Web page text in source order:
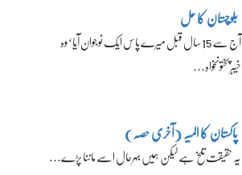
بلوچستان کا حل
آج سے 15 سال قبل میرے پاس ایک نوجوان آیا‘ وہ
خیبرپختونخواہ…
پاکستان کا المیہ (آخری حصہ)
یہ حقیقت تلخ ہے لیکن ہمیں بہرحال اسے ماننا پڑے…